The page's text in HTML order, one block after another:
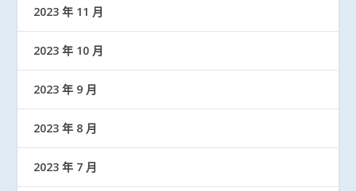
2023 年 11 月
2023 年 10 月
2023 年 9 月
2023 年 8 月
2023 年 7 月